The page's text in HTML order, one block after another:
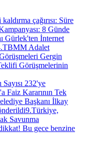
çağırısı: Süre
8 Günde
Gürlek'ten İnternet
.TBMM Adalet
Gergin
Görüşmelerinin
232'ye
Faiz Kararının Tek
Başkanı İlkay
9.Türkiye,
Savunma
Bu gece benzine